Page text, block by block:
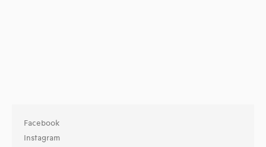
Facebook
Instagram